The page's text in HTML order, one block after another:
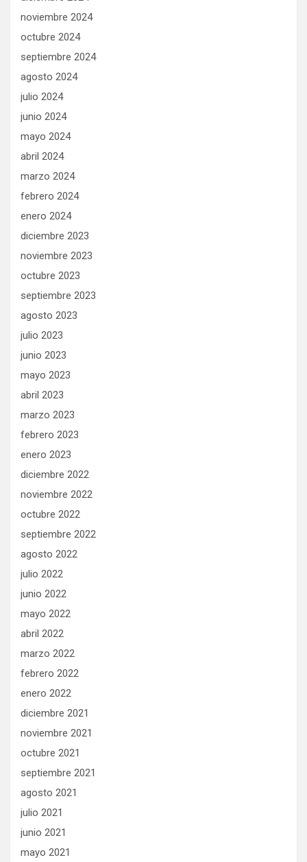
noviembre 2024
octubre 2024
septiembre 2024
agosto 2024
julio 2024
junio 2024
mayo 2024
abril 2024
marzo 2024
febrero 2024
enero 2024
diciembre 2023
noviembre 2023
octubre 2023
septiembre 2023
agosto 2023
julio 2023
junio 2023
mayo 2023
abril 2023
marzo 2023
febrero 2023
enero 2023
diciembre 2022
noviembre 2022
octubre 2022
septiembre 2022
agosto 2022
julio 2022
junio 2022
mayo 2022
abril 2022
marzo 2022
febrero 2022
enero 2022
diciembre 2021
noviembre 2021
octubre 2021
septiembre 2021
agosto 2021
julio 2021
junio 2021
mayo 2021